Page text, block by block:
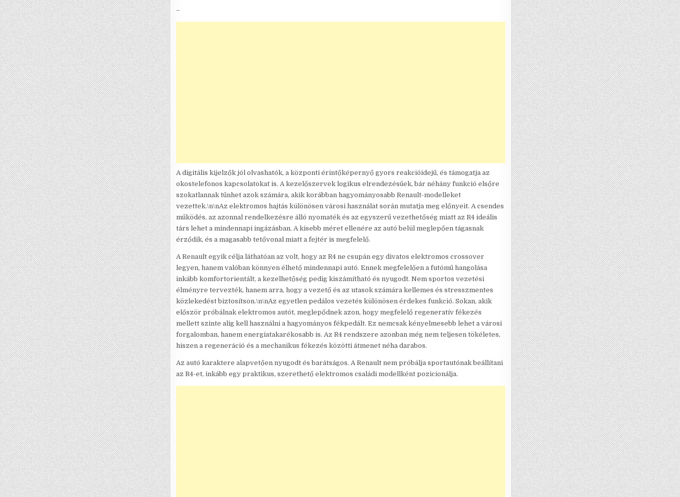
–
A digitális kijelzők jól olvashatók, a központi érintőképernyő gyors reakcióidejű, és támogatja az
okostelefonos kapcsolatokat is. A kezelőszervek logikus elrendezésűek, bár néhány funkció elsőre
szokatlannak tűnhet azok számára, akik korábban hagyományosabb Renault-modelleket
vezettek.\n\nAz elektromos hajtás különösen városi használat során mutatja meg előnyeit. A csendes
működés, az azonnal rendelkezésre álló nyomaték és az egyszerű vezethetőség miatt az R4 ideális
társ lehet a mindennapi ingázásban. A kisebb méret ellenére az autó belül meglepően tágasnak
érződik, és a magasabb tetővonal miatt a fejtér is megfelelő.
A Renault egyik célja láthatóan az volt, hogy az R4 ne csupán egy divatos elektromos crossover
legyen, hanem valóban könnyen élhető mindennapi autó. Ennek megfelelően a futómű hangolása
inkább komfortorientált, a kezelhetőség pedig kiszámítható és nyugodt. Nem sportos vezetési
élményre tervezték, hanem arra, hogy a vezető és az utasok számára kellemes és stresszmentes
közlekedést biztosítson.\n\nAz egyetlen pedálos vezetés különösen érdekes funkció. Sokan, akik
először próbálnak elektromos autót, meglepődnek azon, hogy megfelelő regeneratív fékezés
mellett szinte alig kell használni a hagyományos fékpedált. Ez nemcsak kényelmesebb lehet a városi
forgalomban, hanem energiatakarékosabb is. Az R4 rendszere azonban még nem teljesen tökéletes,
hiszen a regeneráció és a mechanikus fékezés közötti átmenet néha darabos.
Az autó karaktere alapvetően nyugodt és barátságos. A Renault nem próbálja sportautónak beállítani
az R4-et, inkább egy praktikus, szerethető elektromos családi modellként pozicionálja.